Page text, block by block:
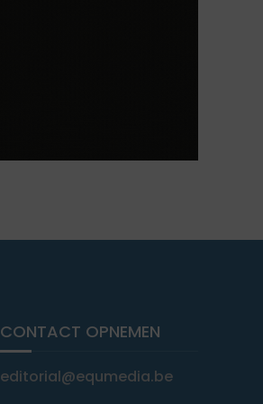
CONTACT OPNEMEN
editorial@equmedia.be